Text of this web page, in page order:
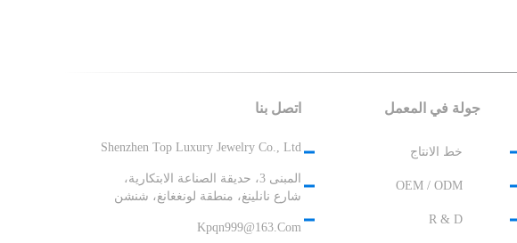
جولة في المعمل
خط الانتاج
OEM / ODM
R & D
اتصل بنا
Shenzhen Top Luxury Jewelry Co., Ltd
المبنى 3، حديقة الصناعة الابتكارية،
شارع نانلينغ، منطقة لونغغانغ، شنشن
Kpqn999@163.com